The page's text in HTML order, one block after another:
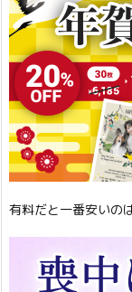
有料だと一番安いの